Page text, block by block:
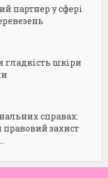
партнер у сфері
гладкість шкіри
справах:
захист